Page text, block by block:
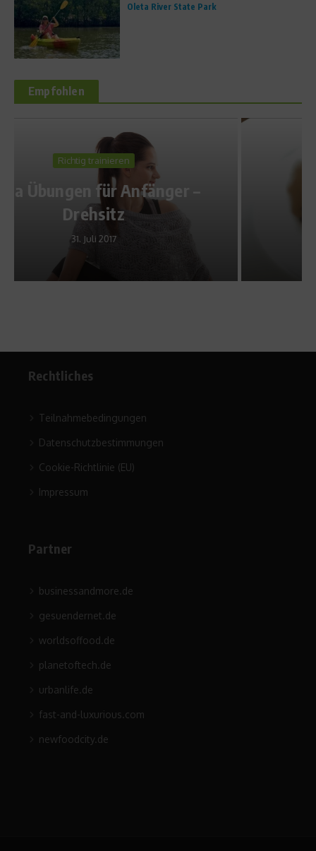
Oleta River State Park
Empfohlen
Sport Rezepte
Rote-Bete-Risotto mit
Ziegenkäse
Rechtliches
Teilnahmebedingungen
Datenschutzbestimmungen
Cookie-Richtlinie (EU)
Impressum
Partner
businessandmore.de
gesuendernet.de
worldsoffood.de
planetoftech.de
urbanlife.de
fast-and-luxurious.com
newfoodcity.de